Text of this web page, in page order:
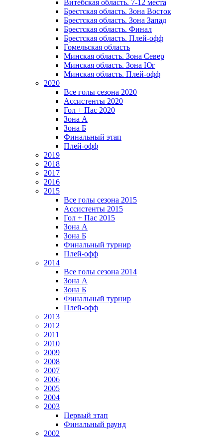
Витебская область. 7-12 места
Брестская область. Зона Восток
Брестская область. Зона Запад
Брестская область. Финал
Брестская область. Плей-офф
Гомельская область
Минская область. Зона Север
Минская область. Зона Юг
Минская область. Плей-офф
2020
Все голы сезона 2020
Ассистенты 2020
Гол + Пас 2020
Зона А
Зона Б
Финальный этап
Плей-офф
2019
2018
2017
2016
2015
Все голы сезона 2015
Ассистенты 2015
Гол + Пас 2015
Зона А
Зона Б
Финальный турнир
Плей-офф
2014
Все голы сезона 2014
Зона А
Зона Б
Финальный турнир
Плей-офф
2013
2012
2011
2010
2009
2008
2007
2006
2005
2004
2003
Первый этап
Финальный раунд
2002